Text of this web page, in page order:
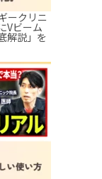
ークリニ
Vビーム
解説」を